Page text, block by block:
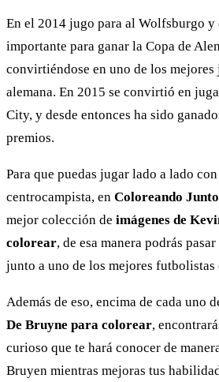
En el 2014 jugo para al Wolfsburgo y
importante para ganar la Copa de
convirtiéndose en uno de los mejores
alemana. En 2015 se convirtió en
City, y desde entonces ha sido
premios.
Para que puedas jugar lado a lado
centrocampista, en Coloreando
mejor colección de imágenes de
colorear, de esa manera podrás
junto a uno de los mejores futbolistas
Además de eso, encima de cada uno
De Bruyne para colorear,
curioso que te hará conocer de
Bruyen mientras mejoras tus